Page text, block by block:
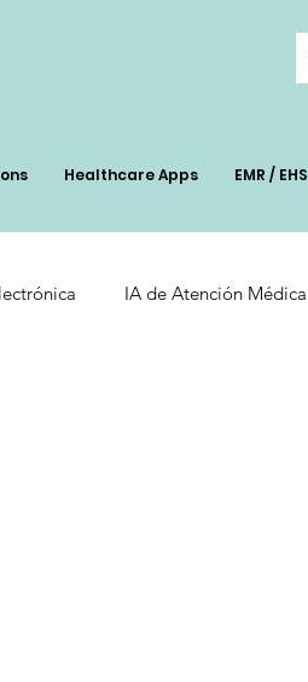
Healthcare Apps EMR / EHS
IA de Atención Médica